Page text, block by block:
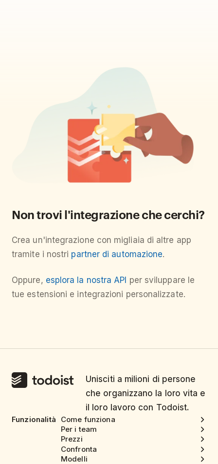
Non trovi l'integrazione che cerchi?
Crea un'integrazione con migliaia di altre app
tramite i nostri partner di automazione.
Oppure, esplora la nostra API per sviluppare le
tue estensioni e integrazioni personalizzate.
Unisciti a milioni di persone
che organizzano la loro vita e
il loro lavoro con Todoist.
Funzionalità
Come funziona
Per i team
Prezzi
Confronta
Modelli